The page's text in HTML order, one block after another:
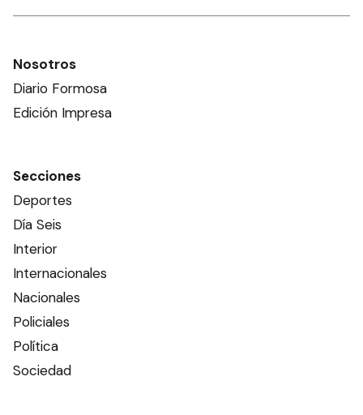
Nosotros
Diario Formosa
Edición Impresa
Secciones
Deportes
Día Seis
Interior
Internacionales
Nacionales
Policiales
Política
Sociedad